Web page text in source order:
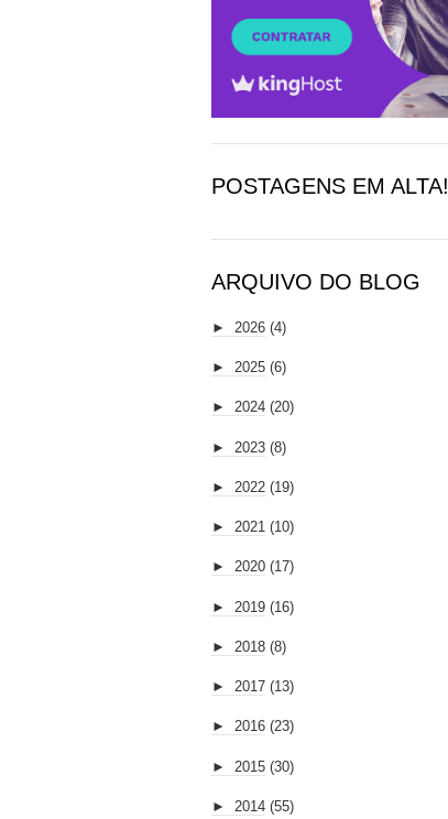
POSTAGENS EM ALTA!
ARQUIVO DO BLOG
► 2026 (4)
► 2025 (6)
► 2024 (20)
► 2023 (8)
► 2022 (19)
► 2021 (10)
► 2020 (17)
► 2019 (16)
► 2018 (8)
► 2017 (13)
► 2016 (23)
► 2015 (30)
► 2014 (55)